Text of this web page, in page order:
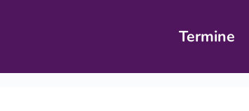
Termine